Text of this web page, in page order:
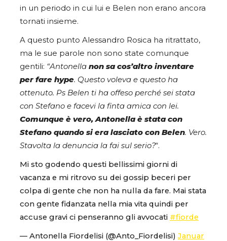
in un periodo in cui lui e Belen non erano ancora
tornati insieme.
A questo punto Alessandro Rosica ha ritrattato,
ma le sue parole non sono state comunque
gentili: “Antonella non sa cos’altro inventare
per fare hype. Questo voleva e questo ha
ottenuto. Ps Belen ti ha offeso perché sei stata
con Stefano e facevi la finta amica con lei.
Comunque è vero, Antonella è stata con
Stefano quando si era lasciato con Belen. Vero.
Stavolta la denuncia la fai sul serio?“.
Mi sto godendo questi bellissimi giorni di
vacanza e mi ritrovo su dei gossip beceri per
colpa di gente che non ha nulla da fare. Mai stata
con gente fidanzata nella mia vita quindi per
accuse gravi ci penseranno gli avvocati #fiorde
— Antonella Fiordelisi (@Anto_Fiordelisi) Januar